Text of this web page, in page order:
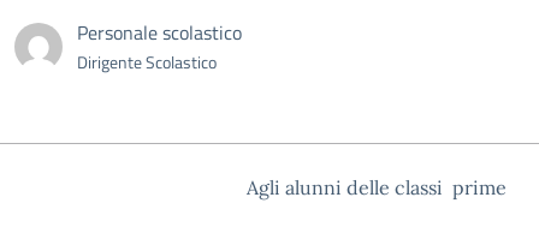
Personale scolastico
Dirigente Scolastico
Agli alunni delle classi prime